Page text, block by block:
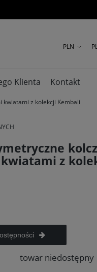
PLN
Klienta Kontakt
kwiatami z kolekcji Kembali
z
towar niedostępny